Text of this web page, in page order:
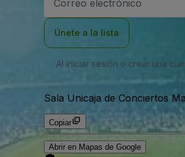
de
Únete a la lista
Al iniciar sesión o crear una
Sala Unicaja de Conciertos
Copiar
Abrir en Mapas de Google